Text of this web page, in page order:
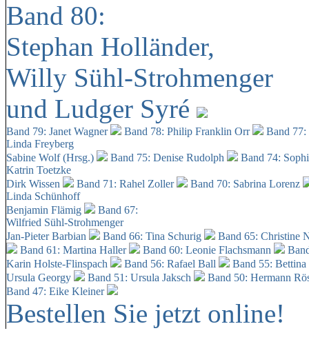
Band 80:
Stephan Holländer,
Willy Sühl-Strohmenger
und Ludger Syré
Band 79: Janet Wagner Band 78: Philip Franklin Orr
Band
Linda Freyberg
Sabine Wolf (Hrsg.)
Band 75: Denise Rudolph
Band 74:
Katrin Toetzke
Dirk Wissen
Band 71: Rahel Zoller
Band 70: Sabrina Lorenz
Linda Schünhoff
Benjamin Flämig
Band 67:
Wilfried Sühl-Strohmenger
Jan-Pieter Barbian
Band 66: Tina Schurig
Band 65: Christine
Band 61: Martina Haller
Band 60: Leonie Flachsmann
Karin Holste-Flinspach
Band 56: Rafael Ball
Band 55:
Ursula Georgy
Band 51: Ursula Jaksch Band 50: Hermann
Band 47: Eike Kleiner
Bestellen Sie jetzt online!